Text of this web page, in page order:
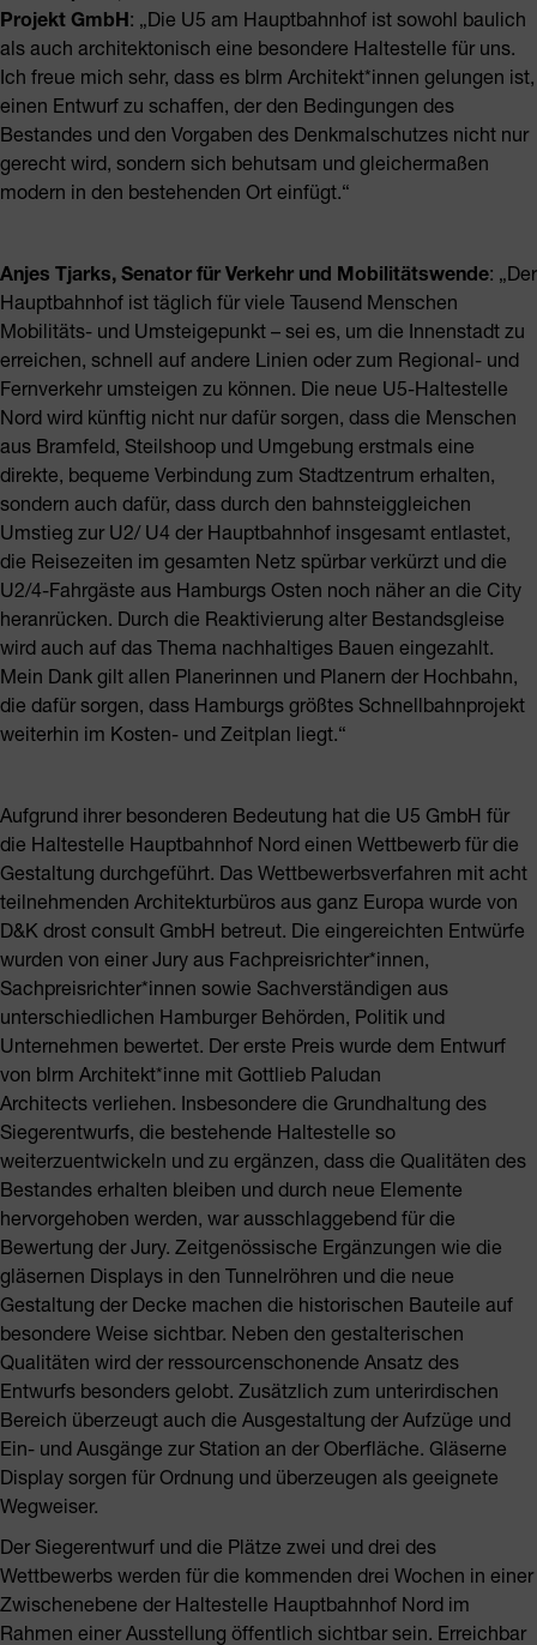
Projekt GmbH: „Die U5 am Hauptbahnhof ist sowohl baulich
als auch architektonisch eine besondere Haltestelle für uns.
Ich freue mich sehr, dass es blrm Architekt*innen gelungen ist,
einen Entwurf zu schaffen, der den Bedingungen des
Bestandes und den Vorgaben des Denkmalschutzes nicht nur
gerecht wird, sondern sich behutsam und gleichermaßen
modern in den bestehenden Ort einfügt.“
Anjes Tjarks, Senator für Verkehr und Mobilitätswende: „Der
Hauptbahnhof ist täglich für viele Tausend Menschen
Mobilitäts- und Umsteigepunkt – sei es, um die Innenstadt zu
erreichen, schnell auf andere Linien oder zum Regional- und
Fernverkehr umsteigen zu können. Die neue U5-Haltestelle
Nord wird künftig nicht nur dafür sorgen, dass die Menschen
aus Bramfeld, Steilshoop und Umgebung erstmals eine
direkte, bequeme Verbindung zum Stadtzentrum erhalten,
sondern auch dafür, dass durch den bahnsteiggleichen
Umstieg zur U2/ U4 der Hauptbahnhof insgesamt entlastet,
die Reisezeiten im gesamten Netz spürbar verkürzt und die
U2/4-Fahrgäste aus Hamburgs Osten noch näher an die City
heranrücken. Durch die Reaktivierung alter Bestandsgleise
wird auch auf das Thema nachhaltiges Bauen eingezahlt.
Mein Dank gilt allen Planerinnen und Planern der Hochbahn,
die dafür sorgen, dass Hamburgs größtes Schnellbahnprojekt
weiterhin im Kosten- und Zeitplan liegt.“
Aufgrund ihrer besonderen Bedeutung hat die U5 GmbH für
die Haltestelle Hauptbahnhof Nord einen Wettbewerb für die
Gestaltung durchgeführt. Das Wettbewerbsverfahren mit acht
teilnehmenden Architekturbüros aus ganz Europa wurde von
D&K drost consult GmbH betreut. Die eingereichten Entwürfe
wurden von einer Jury aus Fachpreisrichter*innen,
Sachpreisrichter*innen sowie Sachverständigen aus
unterschiedlichen Hamburger Behörden, Politik und
Unternehmen bewertet. Der erste Preis wurde dem Entwurf
von blrm Architekt*inne mit Gottlieb Paludan
Architects verliehen. Insbesondere die Grundhaltung des
Siegerentwurfs, die bestehende Haltestelle so
weiterzuentwickeln und zu ergänzen, dass die Qualitäten des
Bestandes erhalten bleiben und durch neue Elemente
hervorgehoben werden, war ausschlaggebend für die
Bewertung der Jury. Zeitgenössische Ergänzungen wie die
gläsernen Displays in den Tunnelröhren und die neue
Gestaltung der Decke machen die historischen Bauteile auf
besondere Weise sichtbar. Neben den gestalterischen
Qualitäten wird der ressourcenschonende Ansatz des
Entwurfs besonders gelobt. Zusätzlich zum unterirdischen
Bereich überzeugt auch die Ausgestaltung der Aufzüge und
Ein- und Ausgänge zur Station an der Oberfläche. Gläserne
Display sorgen für Ordnung und überzeugen als geeignete
Wegweiser.
Der Siegerentwurf und die Plätze zwei und drei des
Wettbewerbs werden für die kommenden drei Wochen in einer
Zwischenebene der Haltestelle Hauptbahnhof Nord im
Rahmen einer Ausstellung öffentlich sichtbar sein. Erreichbar